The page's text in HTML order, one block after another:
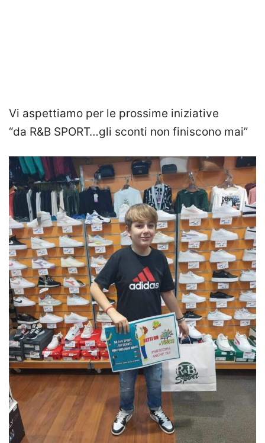
Vi aspettiamo per le prossime iniziative
“da R&B SPORT…gli sconti non finiscono mai”